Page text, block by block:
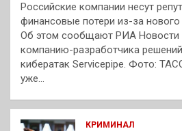
Российские компании несут
финансовые потери из-за нового
Об этом сообщают РИА Новости
компанию-разработчика
кибератак Servicepipe. Фото:
уже…
КРИМИНАЛ